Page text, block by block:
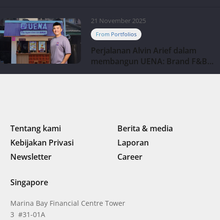
perdagangan
21 November 2025
From Portfolios
Perjalanan Alvin Arief dalam
membangun UENA : Brand F&B
berbasis teknologi di Indonesia
Tentang kami
Berita & media
Kebijakan Privasi
Laporan
Newsletter
Career
Singapore
Marina Bay Financial Centre Tower
3 #31-01A